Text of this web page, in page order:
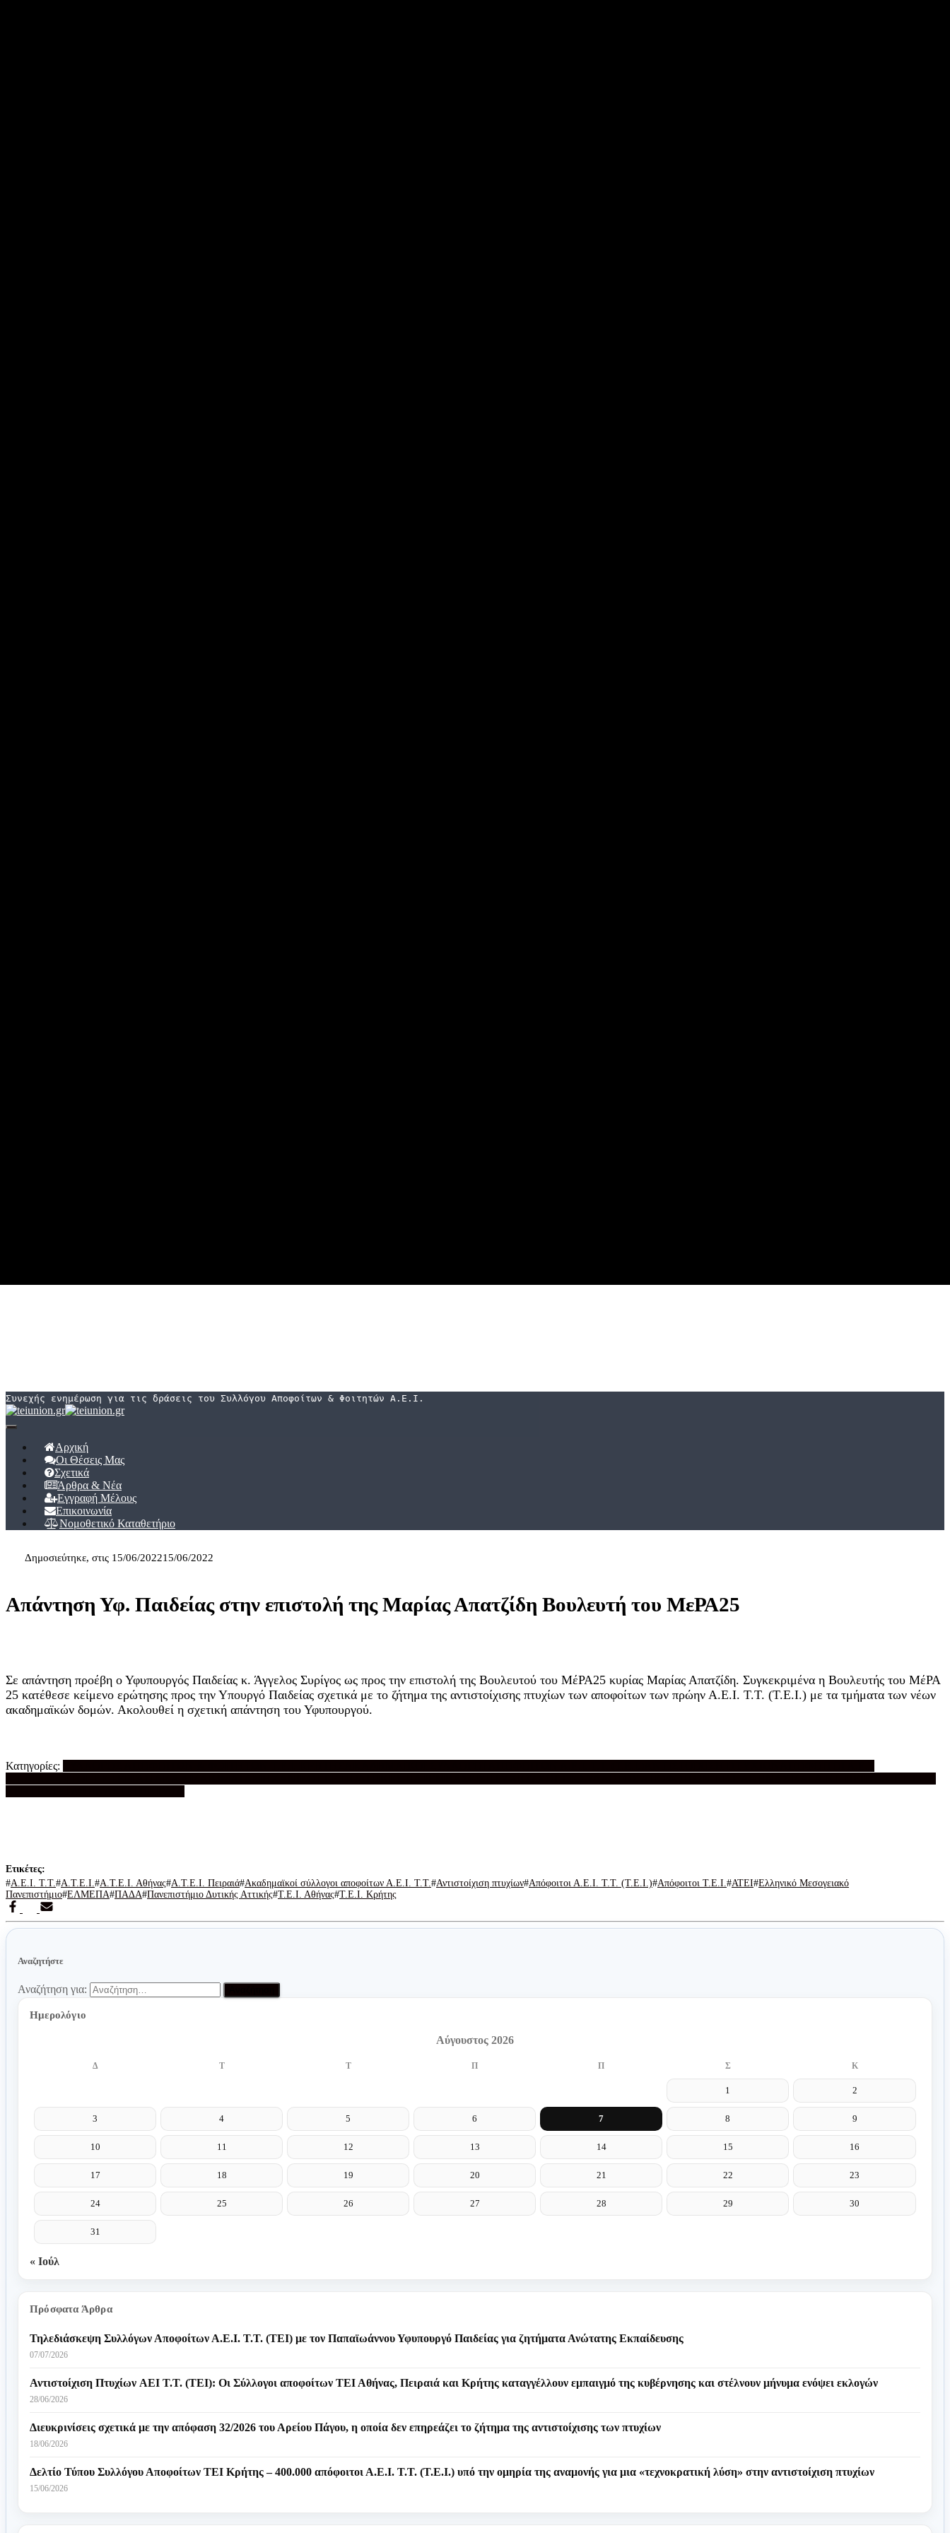
Συνεχής ενημέρωση για τις δράσεις του Συλλόγου Αποφοίτων & Φοιτητών Α.Ε.Ι. Τ.Τ. (Τ.Ε.Ι.)
Εναλλαγή
πλοήγησης Αρχική
Οι Θέσεις Μας
Σχετικά
Άρθρα & Νέα
Εγγραφή Μέλους
Επικοινωνία
Νομοθετικό Καταθετήριο
Δημοσιεύτηκε, στις 15/06/202215/06/2022
Απάντηση Υφ. Παιδείας στην επιστολή της Μαρίας Απατζίδη Βουλευτή του ΜεΡΑ25
Σε απάντηση προέβη ο Υφυπουργός Παιδείας κ. Άγγελος Συρίγος ως προς την επιστολή της Βουλευτού του ΜέΡΑ25 κυρίας Μαρίας Απατζίδη. Συγκεκριμένα η Βουλευτής του ΜέΡΑ
25 κατέθεσε κείμενο ερώτησης προς την Υπουργό Παιδείας σχετικά με το ζήτημα της αντιστοίχισης πτυχίων των αποφοίτων των πρώην Α.Ε.Ι. Τ.Τ. (Τ.Ε.Ι.) με τα τμήματα των νέων
ακαδημαϊκών δομών. Ακολουθεί η σχετική απάντηση του Υφυπουργού.
Κατηγορίες:
Α.Ε.Ι. Τ.Τ. Α.Τ.Ε.Ι. Α.Τ.Ε.Ι. Αθήνας Α.Τ.Ε.Ι. Πειραιά Ακαδημαϊκοί σύλλογοι αποφοίτων Α.Ε.Ι. Τ.Τ. Αντιστοίχιση πτυχίων Απόφοιτοι Α.Ε.Ι. Τ.Τ. (Τ.Ε.Ι.) Απόφοιτοι Τ.Ε.Ι. ΑΤΕΙ Ελληνικό Μεσογειακό
Πανεπιστήμιο ΕΛΜΕΠΑ ΠΑΔΑ Πανεπιστήμιο Δυτικής Αττικής Τ.Ε.Ι. Αθήνας Τ.Ε.Ι. Κρήτης
Αναζητήστε
Αναζήτηση για:
Ημερολόγιο
Αύγουστος 2026
Δ Τ Τ Π Π Σ Κ
1 2
3 4 5 6 7 8 9
10 11 12 13 14 15 16
17 18 19 20 21 22 23
24 25 26 27 28 29 30
31
« Ιούλ
Πρόσφατα Άρθρα
Τηλεδιάσκεψη Συλλόγων Αποφοίτων Α.Ε.Ι. Τ.Τ. (ΤΕΙ) με τον Παπαϊωάννου Υφυπουργό Παιδείας για ζητήματα Ανώτατης Εκπαίδευσης
07/07/2026
Αντιστοίχιση Πτυχίων AEI T.T. (ΤΕΙ): Οι Σύλλογοι αποφοίτων ΤΕΙ Αθήνας, Πειραιά και Κρήτης καταγγέλλουν εμπαιγμό της κυβέρνησης και στέλνουν μήνυμα ενόψει εκλογών
28/06/2026
Διευκρινίσεις σχετικά με την απόφαση 32/2026 του Αρείου Πάγου, η οποία δεν επηρεάζει το ζήτημα της αντιστοίχισης των πτυχίων
18/06/2026
Δελτίο Τύπου Συλλόγου Αποφοίτων ΤΕΙ Κρήτης – 400.000 απόφοιτοι Α.Ε.Ι. Τ.Τ. (Τ.Ε.Ι.) υπό την ομηρία της αναμονής για μια «τεχνοκρατική λύση» στην αντιστοίχιση πτυχίων
15/06/2026